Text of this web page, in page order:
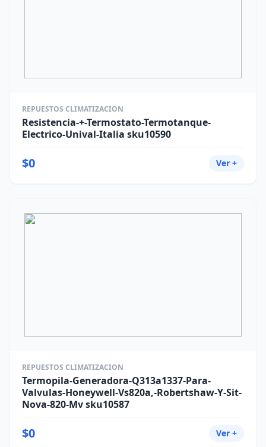
REPUESTOS CLIMATIZACION
Resistencia-+-Termostato-Termotanque-
Electrico-Unival-Italia sku10590
$0 Ver +
REPUESTOS CLIMATIZACION
Termopila-Generadora-Q313a1337-Para-
Valvulas-Honeywell-Vs820a,-Robertshaw-Y-Sit-
Nova-820-Mv sku10587
$0 Ver +